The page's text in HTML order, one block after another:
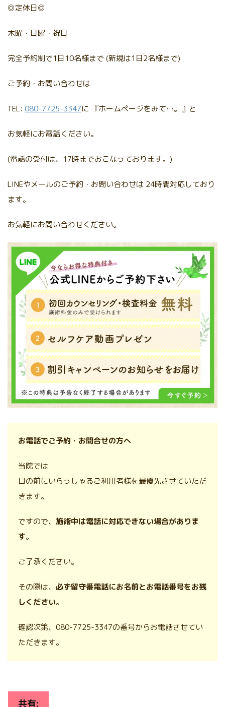
◎定休日◎
木曜・日曜・祝日
完全予約制で1日10名様まで (新規は1日2名様まで)
ご予約・お問い合わせは
TEL: 080-7725-3347に 『ホームページをみて…。』と
お気軽にお電話ください。
(電話の受付は、17時までおこなっております。)
LINEやメールのご予約・お問い合わせは 24時間対応しており
ます。
お気軽にお問い合わせください。
お電話でご予約・お問合せの方へ
当院では
目の前にいらっしゃるご利用者様を最優先させていただ
きます。
ですので、 施術中は電話に対応できない場合がありま
す。
ご了承ください。
その際は、 必ず留守番電話にお名前とお電話番号をお残
しください。
確認次第、080-7725-3347の番号からお電話させてい
ただきます。
共有: